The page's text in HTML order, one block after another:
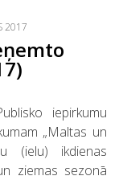
2017
iepirkumu
„Maltas un
(ielu) ikdienas
ziemas sezonā